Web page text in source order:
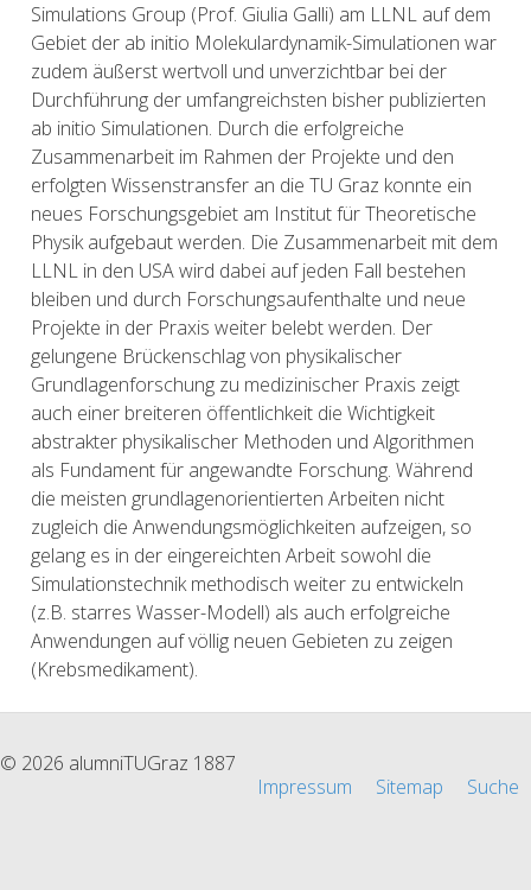
Simulations Group (Prof. Giulia Galli) am LLNL auf dem
Gebiet der ab initio Molekulardynamik-Simulationen war
zudem äußerst wertvoll und unverzichtbar bei der
Durchführung der umfangreichsten bisher publizierten
ab initio Simulationen. Durch die erfolgreiche
Zusammenarbeit im Rahmen der Projekte und den
erfolgten Wissenstransfer an die TU Graz konnte ein
neues Forschungsgebiet am Institut für Theoretische
Physik aufgebaut werden. Die Zusammenarbeit mit dem
LLNL in den USA wird dabei auf jeden Fall bestehen
bleiben und durch Forschungsaufenthalte und neue
Projekte in der Praxis weiter belebt werden. Der
gelungene Brückenschlag von physikalischer
Grundlagenforschung zu medizinischer Praxis zeigt
auch einer breiteren öffentlichkeit die Wichtigkeit
abstrakter physikalischer Methoden und Algorithmen
als Fundament für angewandte Forschung. Während
die meisten grundlagenorientierten Arbeiten nicht
zugleich die Anwendungsmöglichkeiten aufzeigen, so
gelang es in der eingereichten Arbeit sowohl die
Simulationstechnik methodisch weiter zu entwickeln
(z.B. starres Wasser-Modell) als auch erfolgreiche
Anwendungen auf völlig neuen Gebieten zu zeigen
(Krebsmedikament).
© 2026 alumniTUGraz 1887
Impressum
Sitemap Suche